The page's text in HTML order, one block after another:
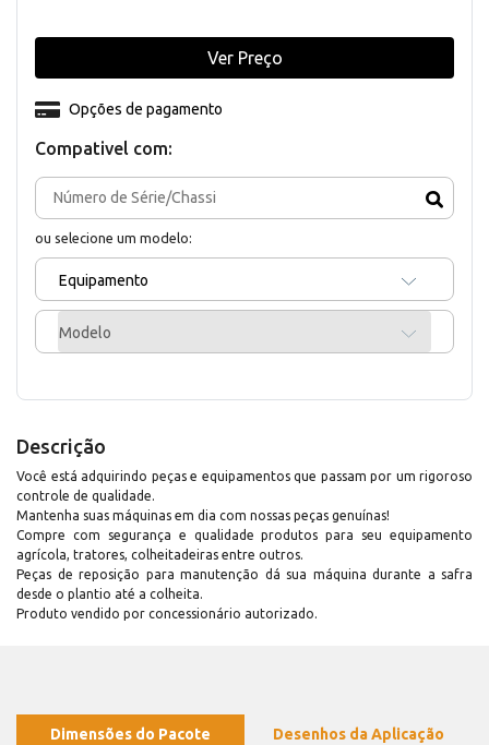
Compativel com:
ou selecione um modelo:
Equipamento
Modelo
Opções de pagamento
Ver Preço
Descrição
Você está adquirindo peças e equipamentos que passam por um rigoroso
controle de qualidade.
Mantenha suas máquinas em dia com nossas peças genuínas!
Compre com segurança e qualidade produtos para seu equipamento
agrícola, tratores, colheitadeiras entre outros.
Peças de reposição para manutenção dá sua máquina durante a safra
desde o plantio até a colheita.
Produto vendido por concessionário autorizado.
Dimensões do Pacote Desenhos da Aplicação